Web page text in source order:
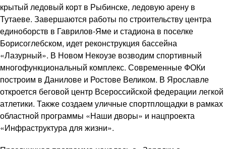
крытый ледовый корт в Рыбинске, ледовую арену в
Тутаеве. Завершаются работы по строительству центра
единоборств в Гаврилов-Яме и стадиона в поселке
Борисоглебском, идет реконструкция бассейна
«Лазурный». В Новом Некоузе возводим спортивный
многофункциональный комплекс. Современные ФОКи
построим в Данилове и Ростове Великом. В Ярославле
откроется беговой центр Всероссийской федерации легкой
атлетики. Также создаем уличные спортплощадки в рамках
областной программы «Наши дворы» и нацпроекта
«Инфраструктура для жизни».